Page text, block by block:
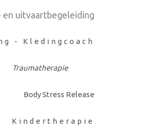
en uitvaartbegeleiding
- Kledingcoach
Traumatherapie
Body Stress Release
Kindertherapie